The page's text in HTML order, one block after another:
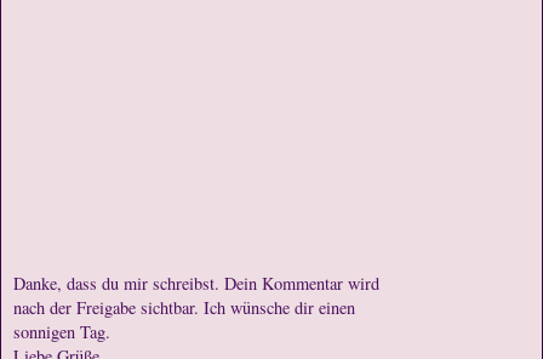
Danke, dass du mir schreibst. Dein Kommentar wird
nach der Freigabe sichtbar. Ich wünsche dir einen
sonnigen Tag.